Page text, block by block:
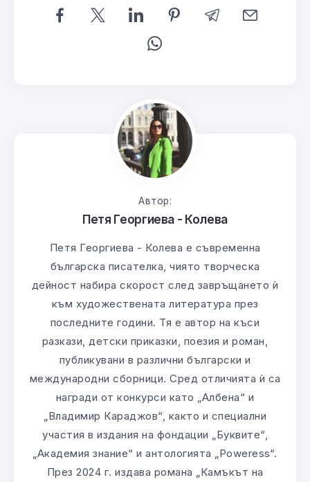
Автор:
Петя Георгиева - Колева
Петя Георгиева - Колева е съвременна
българска писателка, чиято творческа
дейност набира скорост след завръщането ѝ
към художествената литература през
последните години. Тя е автор на къси
разкази, детски приказки, поезия и роман,
публикувани в различни български и
международни сборници. Сред отличията ѝ са
награди от конкурси като „Албена“ и
„Владимир Караджов“, както и специални
участия в издания на фондации „Буквите“,
„Академия знание“ и антологията „Poweress“.
През 2024 г. издава романа „Камъкът на